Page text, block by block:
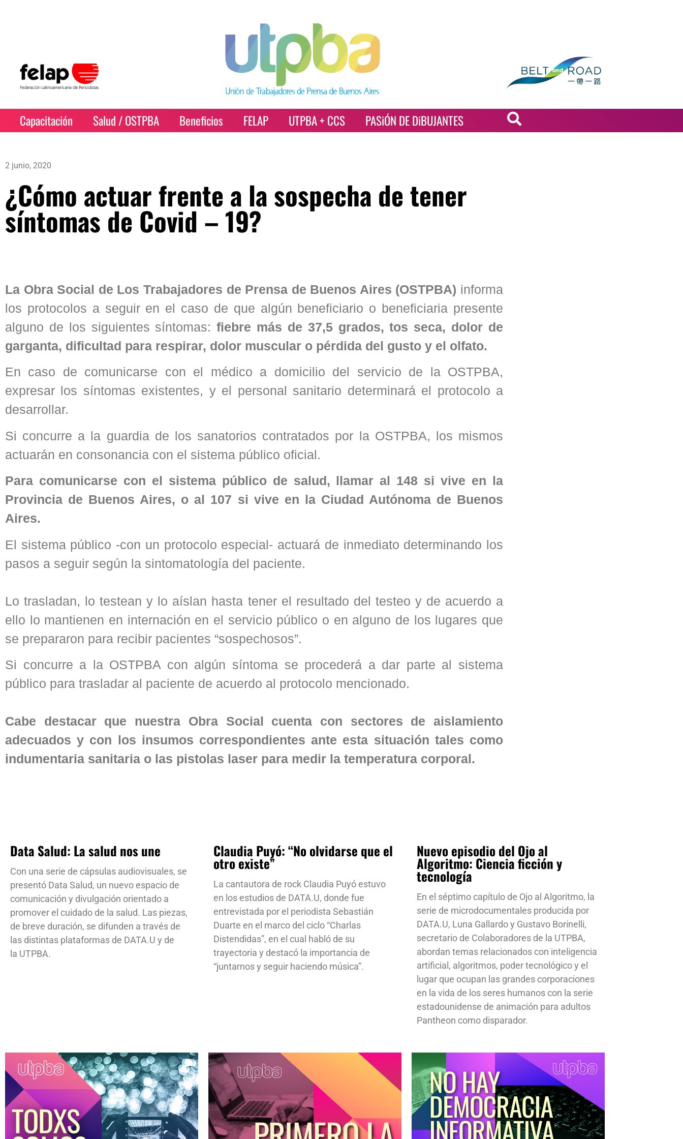
Capacitación Salud / OSTPBA Beneficios FELAP UTPBA + CCS PASiÓN DE DiBUJANTES
2 junio, 2020
¿Cómo actuar frente a la sospecha de tener
síntomas de Covid – 19?
La Obra Social de Los Trabajadores de Prensa de Buenos Aires (OSTPBA) informa
los protocolos a seguir en el caso de que algún beneficiario o beneficiaria presente
alguno de los siguientes síntomas:fiebre más de 37,5 grados, tos seca, dolor de
garganta, dificultad para respirar, dolor muscular o pérdida del gusto y el olfato.
En caso de comunicarse con el médico a domicilio del servicio de la OSTPBA,
expresar los síntomas existentes, y el personal sanitario determinará el protocolo a
desarrollar.
Si concurre a la guardia de los sanatorios contratados por la OSTPBA, los mismos
actuarán en consonancia con el sistema público oficial.
Para comunicarse con el sistema público de salud, llamar al 148 si vive en la
Provincia de Buenos Aires, o al 107 si vive en la Ciudad Autónoma de Buenos
Aires.
El sistema público -con un protocolo especial- actuará de inmediato determinando los
pasos a seguir según la sintomatología del paciente.
Lo trasladan, lo testean y lo aíslan hasta tener el resultado del testeo y de acuerdo a
ello lo mantienen en internación en el servicio público o en alguno de los lugares que
se prepararon para recibir pacientes “sospechosos”.
Si concurre a la OSTPBA con algún síntoma se procederá a dar parte al sistema
público para trasladar al paciente de acuerdo al protocolo mencionado.
Cabe destacar que nuestra Obra Social cuenta con sectores de aislamiento
adecuados y con los insumos correspondientes ante esta situación tales como
indumentaria sanitaria o las pistolas laser para medir la temperatura corporal.
Data Salud: La salud nos une
Con una serie de cápsulas audiovisuales, se
presentó Data Salud, un nuevo espacio de
comunicación y divulgación orientado a
promover el cuidado de la salud. Las piezas,
de breve duración, se difunden a través de
las distintas plataformas de DATA.U y de
la UTPBA.
Claudia Puyó: “No olvidarse que el
otro existe”
La cantautora de rock Claudia Puyó estuvo
en los estudios de DATA.U, donde fue
entrevistada por el periodista Sebastián
Duarte en el marco del ciclo “Charlas
Distendidas”, en el cual habló de su
trayectoria y destacó la importancia de
“juntarnos y seguir haciendo música”.
Nuevo episodio del Ojo al
Algoritmo: Ciencia ficción y
tecnología
En el séptimo capítulo de Ojo al Algoritmo, la
serie de microdocumentales producida por
DATA.U, Luna Gallardo y Gustavo Borinelli,
secretario de Colaboradores de la UTPBA,
abordan temas relacionados con inteligencia
artificial, algoritmos, poder tecnológico y el
lugar que ocupan las grandes corporaciones
en la vida de los seres humanos con la serie
estadounidense de animación para adultos
Pantheon como disparador.